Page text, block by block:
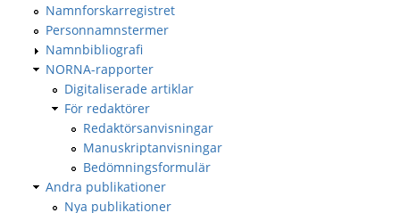
Namnforskarregistret
Personnamnstermer
Namnbibliografi
NORNA-rapporter
Digitaliserade artiklar
För redaktörer
Redaktörsanvisningar
Manuskriptanvisningar
Bedömningsformulär
Andra publikationer
Nya publikationer